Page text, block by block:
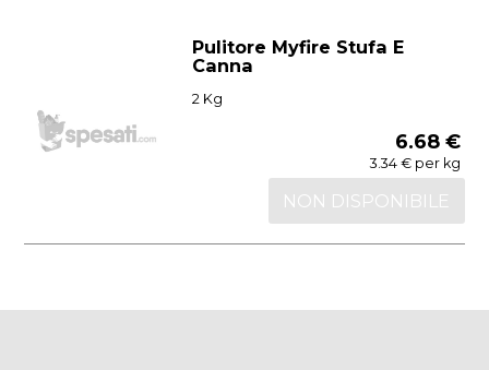
Pulitore Myfire Stufa E
Canna
2 Kg
6.68 €
3.34 € per kg
NON DISPONIBILE